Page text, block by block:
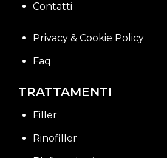
Contatti
Privacy & Cookie Policy
Faq
TRATTAMENTI
Filler
Rinofiller